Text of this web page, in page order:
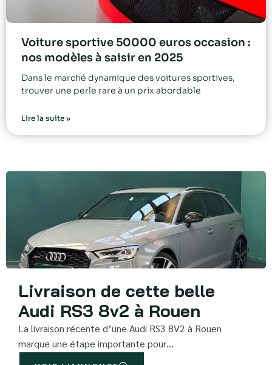
Voiture sportive 50000 euros occasion :
nos modèles à saisir en 2025
Dans le marché dynamique des voitures sportives,
trouver une perle rare à un prix abordable
Lire la suite »
Livraison de cette belle
Audi RS3 8v2 à Rouen
La livraison récente d’une Audi RS3 8V2 à Rouen
marque une étape importante pour…